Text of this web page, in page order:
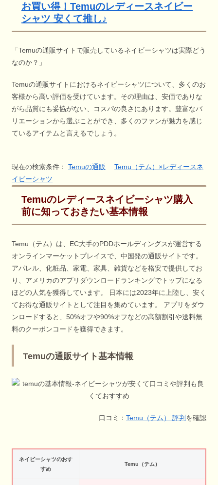
お買い得！Temuのレディースネイビー
シャツ 安くて推し♪
「Temuの通販サイトで販売しているネイビーシャツは実際どう
なのか？」
Temuの通販サイトにおけるネイビーシャツについて、多くのお
客様から高い評価を受けています。その理由は、安価でありな
がら品質にも妥協がない、コスパの良さにあります。豊富なバ
リエーションから選ぶことができ、多くのファンが魅力を感じ
ているアイテムと言えるでしょう。
現在の検索条件： Temuの通販
Temu（テム）×レディースネ
イビーシャツ
Temuのレディースネイビーシャツ購入
前に知っておきたい基本情報
Temu（テム）は、EC大手のPDDホールディングスが運営する
オンラインマーケットプレイスで、中国発の通販サイトです。
アパレル、化粧品、家電、家具、雑貨などを格安で提供してお
り、アメリカのアプリダウンロードランキングでトップになる
ほどの人気を獲得しています。 日本には2023年に上陸し、安く
てお得な通販サイトとして注目を集めています。 アプリをダウ
ンロードすると、50%オフや90%オフなどの高額割引や送料無
料のクーポンコードを獲得できます。
Temuの通販サイト基本情報
口コミ： Temu（テム） 評判 を確認
ネイビーシャツのおす
すめ
Temu（テム）